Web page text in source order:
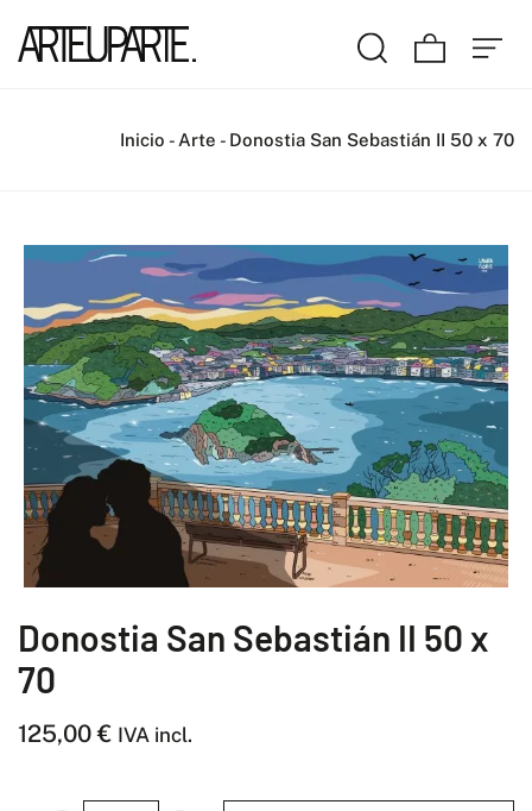
Inicio - Arte - Donostia San Sebastián II 50 x 70
Donostia San Sebastián II 50 x
70
125,00€ IVA incl.